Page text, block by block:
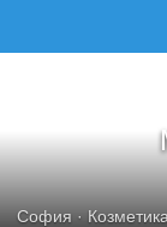
София ·